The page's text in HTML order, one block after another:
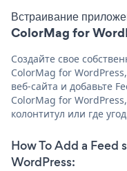
Встраивание
ColorMag for
Создайте свое
ColorMag for
веб-сайта и добавьте
ColorMag for
колонтитул или где
How To Add a Feed
WordPress: